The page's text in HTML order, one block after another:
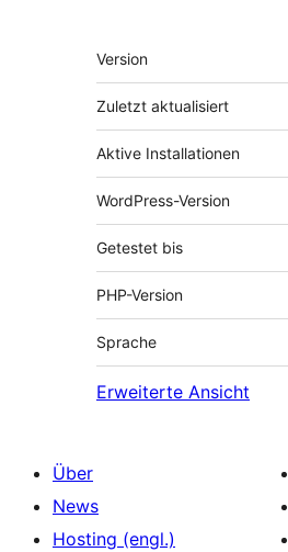
Meta
Version
Zuletzt aktualisiert
Aktive Installationen
WordPress-Version
Getestet bis
PHP-Version
Sprache
Erweiterte Ansicht
Über
News
Hosting (engl.)